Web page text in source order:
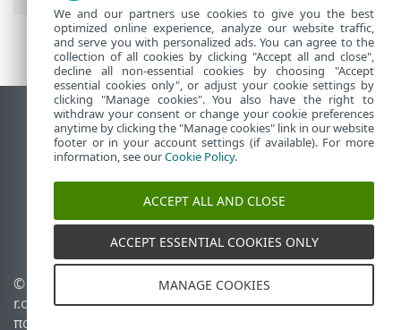
Προβολή ιστότοπου επιφάνειας εργασίας
End of Life
Γνωσιακή βάση ESET
Ομάδα συζήτησης ESET
ESET Status Portal
Τοπική υποστήριξη
© 1992 - 2026 ESET, spol. s
r.o. - Με την επιφύλαξη
παντός δικαιώματος.
Διαχείριση cookies
Πολιτική cookie
We and our partners use cookies to give you the best
optimized online experience, analyze our website traffic,
and serve you with personalized ads. You can agree to the
collection of all cookies by clicking "Accept all and close",
decline all non-essential cookies by choosing "Accept
essential cookies only", or adjust your cookie settings by
clicking "Manage cookies". You also have the right to
withdraw your consent or change your cookie preferences
anytime by clicking the "Manage cookies" link in our website
footer or in your account settings (if available). For more
information, see ourCookie Policy.
ACCEPT ALL AND CLOSE
ACCEPT ESSENTIAL COOKIES ONLY
MANAGE COOKIES